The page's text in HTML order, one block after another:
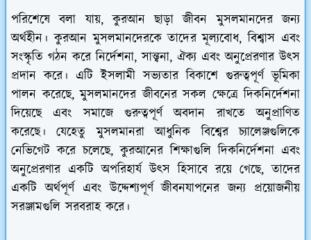
পরিশেষে বলা যায়, কুরআন ছাড়া জীবন মুসলমানদের জন্য
অর্থহীন। কুরআন মুসলমানদেরকে তাদের মূল্যবোধ, বিশ্বাস এবং
সংস্কৃতি গঠন করে নির্দেশনা, সান্ত্বনা, ঐক্য এবং অনুপ্রেরণার উৎস
প্রদান করে। এটি ইসলামী সভ্যতার বিকাশে গুরুত্বপূর্ণ ভূমিকা
পালন করেছে, মুসলমানদের জীবনের সকল ক্ষেত্রে দিকনির্দেশনা
দিয়েছে এবং সমাজে গুরুত্বপূর্ণ অবদান রাখতে অনুপ্রাণিত
করেছে। যেহেতু মুসলমানরা আধুনিক বিশ্বের চ্যালেঞ্জগুলিকে
নেভিগেট করে চলেছে, কুরআনের শিক্ষাগুলি দিকনির্দেশনা এবং
অনুপ্রেরণার একটি অপরিহার্য উত্স হিসাবে রয়ে গেছে, তাদের
একটি অর্থপূর্ণ এবং উদ্দেশ্যপূর্ণ জীবনযাপনের জন্য প্রয়োজনীয়
সরঞ্জামগুলি সরবরাহ করে।